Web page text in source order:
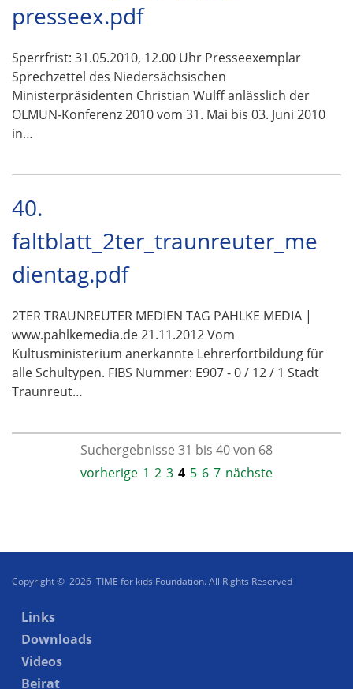
presseex.pdf
Sperrfrist: 31.05.2010, 12.00 Uhr Presseexemplar
Sprechzettel des Niedersächsischen
Ministerpräsidenten Christian Wulff anlässlich der
OLMUN-Konferenz 2010 vom 31. Mai bis 03. Juni 2010
in…
40.
faltblatt_2ter_traunreuter_me
dientag.pdf
2TER TRAUNREUTER MEDIEN TAG PAHLKE MEDIA |
www.pahlkemedia.de 21.11.2012 Vom
Kultusministerium anerkannte Lehrerfortbildung für
alle Schultypen. FIBS Nummer: E907 - 0 / 12 / 1 Stadt
Traunreut…
Suchergebnisse 31 bis 40 von 68
vorherige 1 2 3 4 5 6 7 nächste
Copyright © 2026 TIME for kids Foundation. All Rights Reserved
Links
Downloads
Videos
Beirat